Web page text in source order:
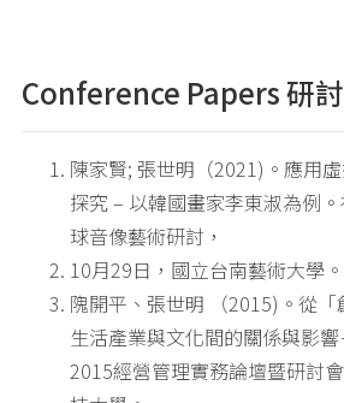
Conference Papers 研
陳家賢; 張世明（2021)。應用
探究 – 以韓國畫家李東淑為例
球音像藝術研討，
10月29日，國立台南藝術大學。
隗開平、張世明 （2015)。從
生活產業與文化間的關係與影
2015經營管理實務論壇暨研討